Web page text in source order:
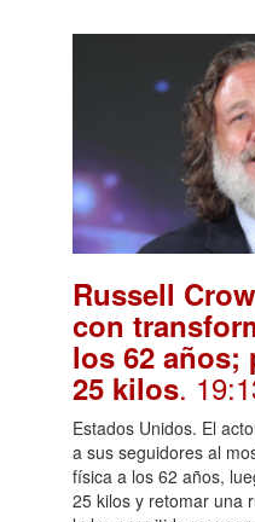
Russell
con
los 62 años;
25 kilos.
Estados Unidos. El
a sus seguidores al
física a los 62 años,
25 kilos y retomar una